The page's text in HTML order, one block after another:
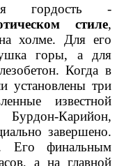
гордость -
стиле,
холме. Для его
горы, а для
Когда в
установлены три
известной
Карийон,
завершено.
Его финальным
а на главной